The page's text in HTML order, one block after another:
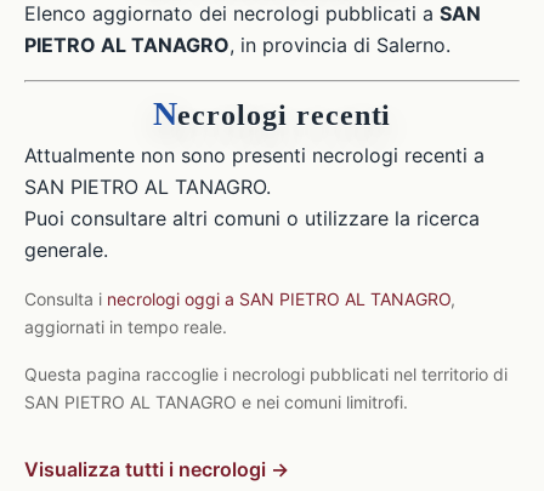
Elenco aggiornato dei necrologi pubblicati a SAN
PIETRO AL TANAGRO, in provincia di Salerno.
Necrologi recenti
Attualmente non sono presenti necrologi recenti a
SAN PIETRO AL TANAGRO.
Puoi consultare altri comuni o utilizzare la ricerca
generale.
Consulta i necrologi oggi a SAN PIETRO AL TANAGRO,
aggiornati in tempo reale.
Questa pagina raccoglie i necrologi pubblicati nel territorio di
SAN PIETRO AL TANAGRO e nei comuni limitrofi.
Visualizza tutti i necrologi →